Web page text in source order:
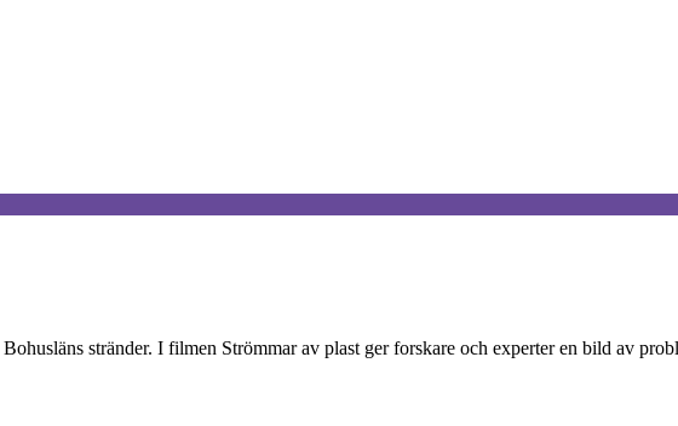
stränder. I filmen Strömmar av plast ger forskare och experter en bild av